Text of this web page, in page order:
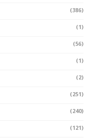
(121)
(44)
(302)
(1)
(1)
(127)
(783)
(11)